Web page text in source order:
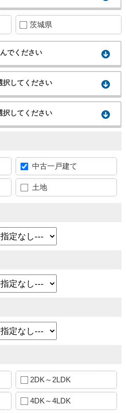
茨城県
でください
択してください
択してください
中古一戸建て
土地
2DK～2LDK
4DK～4LDK